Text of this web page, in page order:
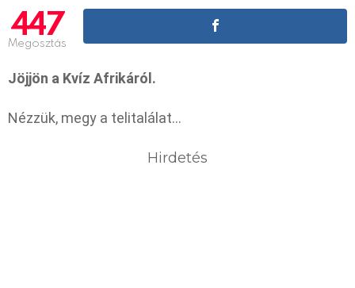
447
Megosztás
Jöjjön a Kvíz Afrikáról.
Nézzük, megy a telitalálat…
Hirdetés